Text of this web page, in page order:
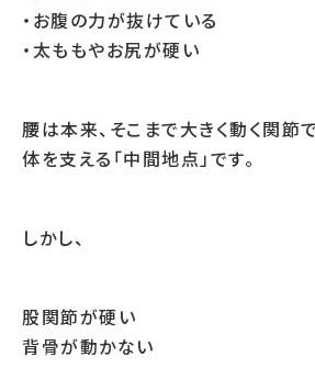
・お腹の力が抜けている
・太ももやお尻が硬い
腰は本来、そこまで大きく動く関節
体を支える「中間地点」です。
しかし、
股関節が硬い
背骨が動かない